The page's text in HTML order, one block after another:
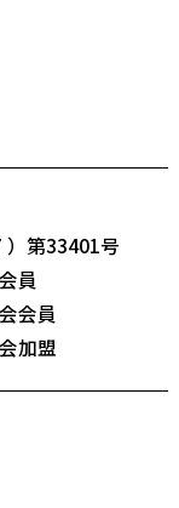
第33401号
員
会員
加盟